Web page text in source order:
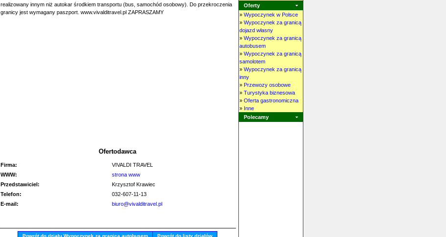
realizowany innym niż autokar środkiem transportu (bus, samochód osobowy). Do przekroczenia
granicy jest wymagany paszport. www.vivalditravel.pl ZAPRASZAMY
Ofertodawca
Firma:
VIVALDI TRAVEL
WWW:
strona www
Przedstawiciel:
Krzysztof Krawiec
Telefon:
032-607-11-13
E-mail:
biuro@vivalditravel.pl
Powrót do działu Wypoczynek za granicą autobusem Powrót do listy działów
Oferty
» Wypoczynek w Polsce
» Wypoczynek za granicą
dojazd własny
» Wypoczynek za granicą
autobusem
» Wypoczynek za granicą
samolotem
» Wypoczynek za granicą
inny
» Przewozy osobowe
» Turystyka biznesowa
» Oferta gastronomiczna
» Inne
Polecamy